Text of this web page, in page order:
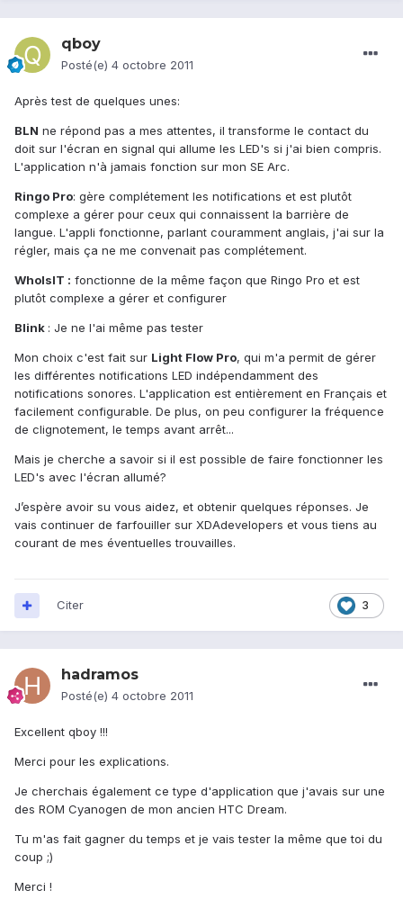
qboy
Posté(e) 4 octobre 2011
Après test de quelques unes:
BLN ne répond pas a mes attentes, il transforme le contact du
doit sur l'écran en signal qui allume les LED's si j'ai bien compris.
L'application n'à jamais fonction sur mon SE Arc.
Ringo Pro: gère complétement les notifications et est plutôt
complexe a gérer pour ceux qui connaissent la barrière de
langue. L'appli fonctionne, parlant couramment anglais, j'ai sur la
régler, mais ça ne me convenait pas complétement.
WhoIsIT : fonctionne de la même façon que Ringo Pro et est
plutôt complexe a gérer et configurer
Blink : Je ne l'ai même pas tester
Mon choix c'est fait sur Light Flow Pro, qui m'a permit de gérer
les différentes notifications LED indépendamment des
notifications sonores. L'application est entièrement en Français et
facilement configurable. De plus, on peu configurer la fréquence
de clignotement, le temps avant arrêt...
Mais je cherche a savoir si il est possible de faire fonctionner les
LED's avec l'écran allumé?
J’espère avoir su vous aidez, et obtenir quelques réponses. Je
vais continuer de farfouiller sur XDAdevelopers et vous tiens au
courant de mes éventuelles trouvailles.
3
Citer
hadramos
Posté(e) 4 octobre 2011
Excellent qboy !!!
Merci pour les explications.
Je cherchais également ce type d'application que j'avais sur une
des ROM Cyanogen de mon ancien HTC Dream.
Tu m'as fait gagner du temps et je vais tester la même que toi du
coup ;)
Merci !